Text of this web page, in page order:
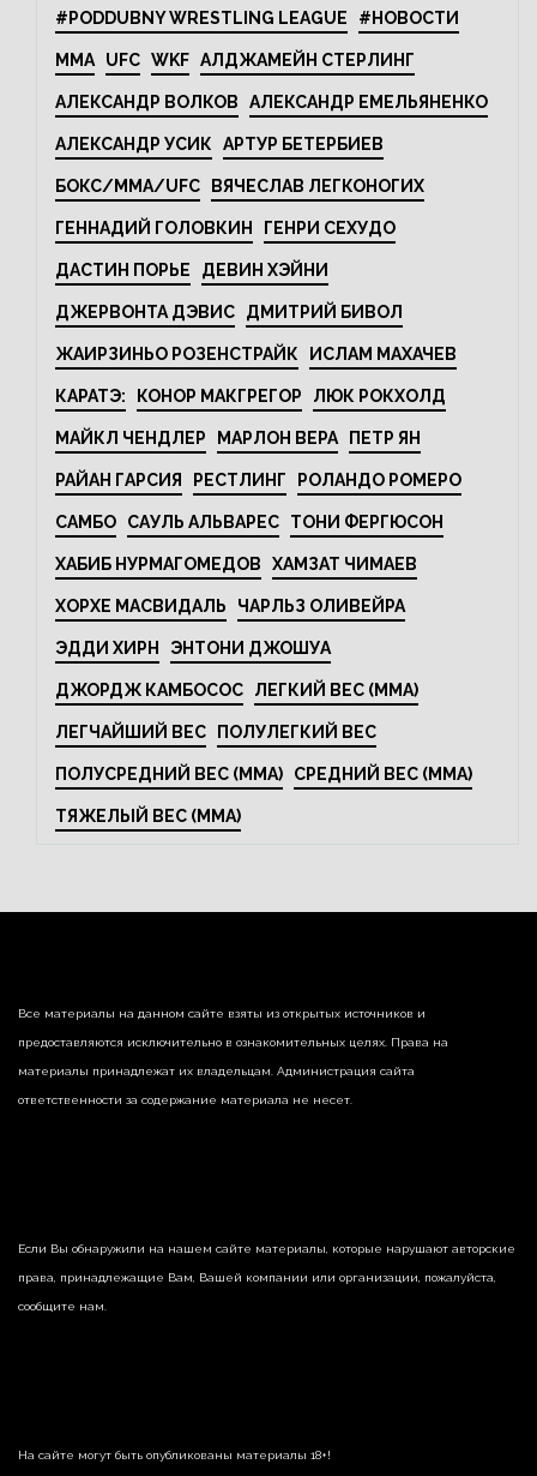
#PODDUBNY WRESTLING LEAGUE #НОВОСТИ
MMA UFC WKF АЛДЖАМЕЙН СТЕРЛИНГ
АЛЕКСАНДР ВОЛКОВ АЛЕКСАНДР ЕМЕЛЬЯНЕНКО
АЛЕКСАНДР УСИК АРТУР БЕТЕРБИЕВ
БОКС/MMA/UFC ВЯЧЕСЛАВ ЛЕГКОНОГИХ
ГЕННАДИЙ ГОЛОВКИН ГЕНРИ СЕХУДО
ДАСТИН ПОРЬЕ ДЕВИН ХЭЙНИ
ДЖЕРВОНТА ДЭВИС ДМИТРИЙ БИВОЛ
ЖАИРЗИНЬО РОЗЕНСТРАЙК ИСЛАМ МАХАЧЕВ
КАРАТЭ: КОНОР МАКГРЕГОР ЛЮК РОКХОЛД
МАЙКЛ ЧЕНДЛЕР МАРЛОН ВЕРА ПЕТР ЯН
РАЙАН ГАРСИЯ РЕСТЛИНГ РОЛАНДО РОМЕРО
САМБО САУЛЬ АЛЬВАРЕС ТОНИ ФЕРГЮСОН
ХАБИБ НУРМАГОМЕДОВ ХАМЗАТ ЧИМАЕВ
ХОРХЕ МАСВИДАЛЬ ЧАРЛЬЗ ОЛИВЕЙРА
ЭДДИ ХИРН ЭНТОНИ ДЖОШУА
ДЖОРДЖ КАМБОСОС ЛЕГКИЙ ВЕС (MMA)
ЛЕГЧАЙШИЙ ВЕС ПОЛУЛЕГКИЙ ВЕС
ПОЛУСРЕДНИЙ ВЕС (MMA) СРЕДНИЙ ВЕС (MMA)
ТЯЖЕЛЫЙ ВЕС (MMA)
Все материалы на данном сайте взяты из открытых источников и
предоставляются исключительно в ознакомительных целях. Права на
материалы принадлежат их владельцам. Администрация сайта
ответственности за содержание материала не несет.
Если Вы обнаружили на нашем сайте материалы, которые нарушают авторские
права, принадлежащие Вам, Вашей компании или организации, пожалуйста,
сообщите нам.
На сайте могут быть опубликованы материалы 18+!